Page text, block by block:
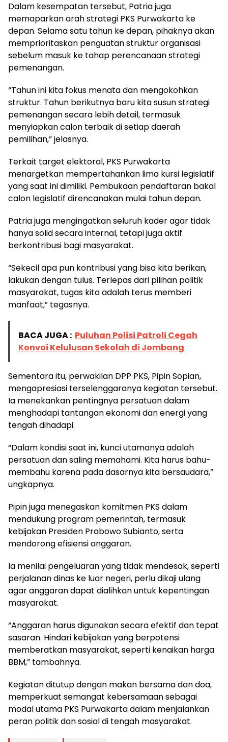
Dalam kesempatan tersebut, Patria juga
memaparkan arah strategi PKS Purwakarta ke
depan. Selama satu tahun ke depan, pihaknya akan
memprioritaskan penguatan struktur organisasi
sebelum masuk ke tahap perencanaan strategi
pemenangan.
“Tahun ini kita fokus menata dan mengokohkan
struktur. Tahun berikutnya baru kita susun strategi
pemenangan secara lebih detail, termasuk
menyiapkan calon terbaik di setiap daerah
pemilihan,” jelasnya.
Terkait target elektoral, PKS Purwakarta
menargetkan mempertahankan lima kursi legislatif
yang saat ini dimiliki. Pembukaan pendaftaran bakal
calon legislatif direncanakan mulai tahun depan.
Patria juga mengingatkan seluruh kader agar tidak
hanya solid secara internal, tetapi juga aktif
berkontribusi bagi masyarakat.
“Sekecil apa pun kontribusi yang bisa kita berikan,
lakukan dengan tulus. Terlepas dari pilihan politik
masyarakat, tugas kita adalah terus memberi
manfaat,” tegasnya.
BACA JUGA : Puluhan Polisi Patroli Cegah
Konvoi Kelulusan Sekolah di Jombang
Sementara itu, perwakilan DPP PKS, Pipin Sopian,
mengapresiasi terselenggaranya kegiatan tersebut.
Ia menekankan pentingnya persatuan dalam
menghadapi tantangan ekonomi dan energi yang
tengah dihadapi.
“Dalam kondisi saat ini, kunci utamanya adalah
persatuan dan saling memahami. Kita harus bahu-
membahu karena pada dasarnya kita bersaudara,”
ungkapnya.
Pipin juga menegaskan komitmen PKS dalam
mendukung program pemerintah, termasuk
kebijakan Presiden Prabowo Subianto, serta
mendorong efisiensi anggaran.
Ia menilai pengeluaran yang tidak mendesak, seperti
perjalanan dinas ke luar negeri, perlu dikaji ulang
agar anggaran dapat dialihkan untuk kepentingan
masyarakat.
“Anggaran harus digunakan secara efektif dan tepat
sasaran. Hindari kebijakan yang berpotensi
memberatkan masyarakat, seperti kenaikan harga
BBM,” tambahnya.
Kegiatan ditutup dengan makan bersama dan doa,
memperkuat semangat kebersamaan sebagai
modal utama PKS Purwakarta dalam menjalankan
peran politik dan sosial di tengah masyarakat.